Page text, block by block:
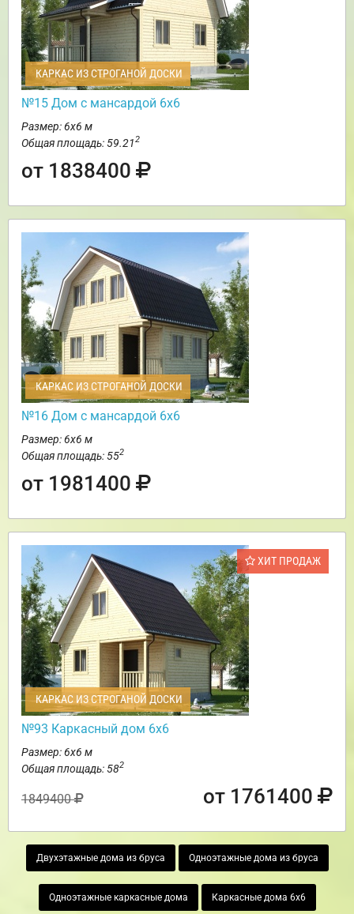
КАРКАС ИЗ СТРОГАНОЙ ДОСКИ
№15 Дом с мансардой 6х6
Размер: 6х6 м
Общая площадь: 59.212
от 1838400
КАРКАС ИЗ СТРОГАНОЙ ДОСКИ
№16 Дом с мансардой 6х6
Размер: 6х6 м
Общая площадь: 552
от 1981400
ХИТ ПРОДАЖ
КАРКАС ИЗ СТРОГАНОЙ ДОСКИ
№93 Каркасный дом 6х6
Размер: 6х6 м
Общая площадь: 582
1849400 от 1761400
Двухэтажные дома из бруса Одноэтажные дома из бруса
Одноэтажные каркасные дома Каркасные дома 6х6